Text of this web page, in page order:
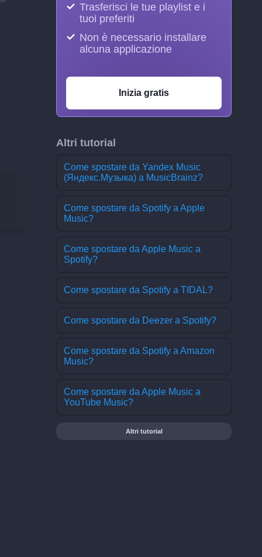
Trasferisci le tue playlist e i
tuoi preferiti
Non è necessario installare
alcuna applicazione
Inizia gratis
Altri tutorial
Come spostare da Yandex Music
(Яндекс.Музыка) a MusicBrainz?
Come spostare da Spotify a Apple
Music?
Come spostare da Apple Music a
Spotify?
Come spostare da Spotify a TIDAL?
Come spostare da Deezer a Spotify?
Come spostare da Spotify a Amazon
Music?
Come spostare da Apple Music a
YouTube Music?
Altri tutorial